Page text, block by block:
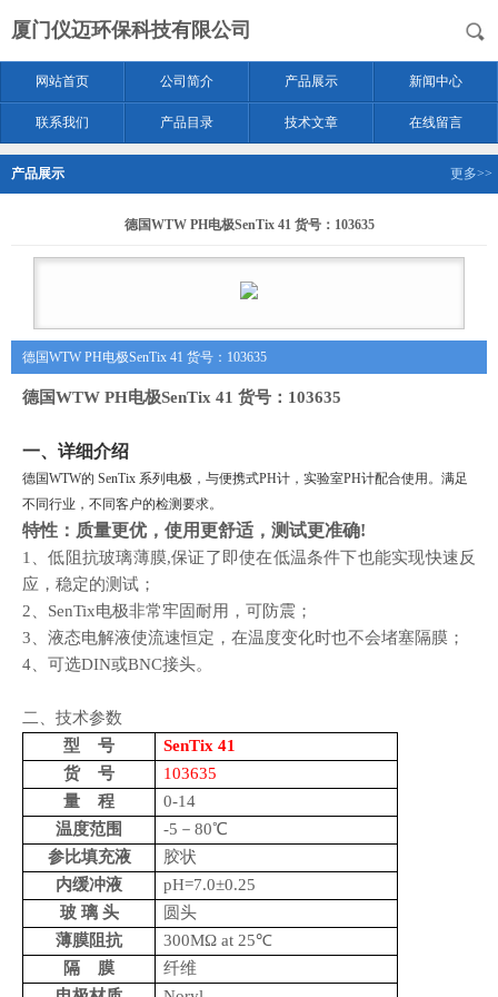
厦门仪迈环保科技有限公司
网站首页 公司简介 产品展示 新闻中心
联系我们 产品目录 技术文章 在线留言
产品展示 更多>>
德国WTW PH电极SenTix 41 货号：103635
德国WTW PH电极SenTix 41 货号：103635
德国WTW PH电极SenTix 41 货号：103635
一、详细介绍
德国WTW的 SenTix 系列电极 ， 与便携式PH计，实验室PH计配合使用。满足
不同行业，不同客户的检测要求。
特性：质量更优，使用更舒适，测试更准确!
1、低阻抗玻璃薄膜,保证了即使在低温条件下也能实现快速反
应 ， 稳定的测试 ；
2、 SenTix电极非常牢固耐用 ， 可防震 ；
3、 液态电解液使流速恒定 ， 在温度变化时也不会堵塞隔膜 ；
4、 可选DIN或BNC接头。
二、技术参数
型
号
SenTix 41
货
号 103635
量
程
0-14
温度范围
-5－80℃
参比填充液
胶状
内缓冲液
pH=7.0±0.25
玻 璃 头
圆头
薄膜阻抗
300MΩ at 25℃
隔
膜
纤维